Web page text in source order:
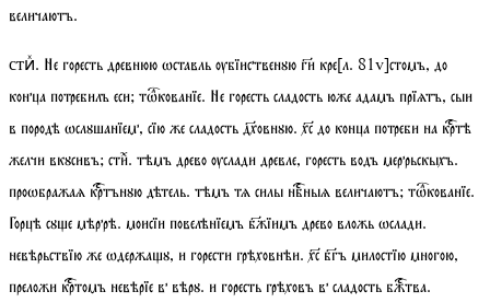
величаютъ.
стиⷯ. Не горесть древнюю ѡставль ѹбїиственꙋю ги кре[л. 81v]стомъ, до
конца потребилъ еси;тѡкованїе. Не горесть сладость юже адамъ прїѧтъ, сыи
в породѣ ѡслꙋшанїем, сїю же сладость дховнꙋю. хс до конца потреби на кртѣ
желчи вкꙋсивъ;стиⷯ. тѣмъ древо ѹслади древле, горесть водъ меррьскыхъ.
проѡбражаѧ кртънꙋю дѣтель. тѣмъ тѧ силы нбныѧ величаютъ;тѡкованїе.
Горцѣ сꙋе мѣррѣ. моисїи повелѣнїемъ бжїимъ древо вложь ѡслади.
невѣрьствїю же ѡдержаꙋ, и горести грѣховнѣи. хс бгъ милостїю многою,
преложи кртомъ невѣрїе в вѣрꙋ. и горесть грѣховъ в сладость бжтва.